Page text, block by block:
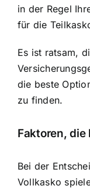
in der Regel
für die
Es ist ratsam,
die beste
zu finden.
Faktoren,
Bei der
Vollkasko